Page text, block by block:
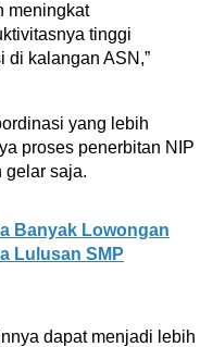
meningkat
tinggi
di kalangan ASN,”
yang lebih
proses penerbitan NIP
gelar saja.
Banyak Lowongan
Lulusan SMP
dapat menjadi lebih